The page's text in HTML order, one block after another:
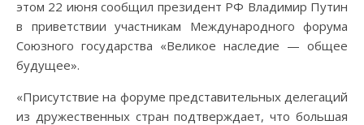
этом 22 июня сообщил президент РФ Владимир Путин
в приветствии участникам Международного форума
Союзного государства «Великое наследие — общее
будущее».
«Присутствие на форуме представительных делегаций
из дружественных стран подтверждает, что большая